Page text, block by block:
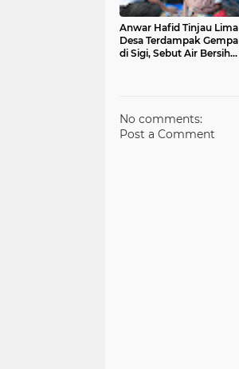
Anwar Hafid Tinjau Lima
Desa Terdampak Gempa
di Sigi, Sebut Air Bersih
No comments:
Post a Comment